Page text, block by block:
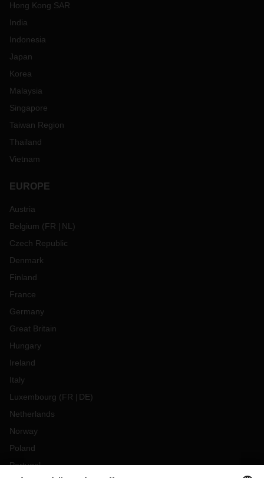
Hong Kong SAR
India
Indonesia
Japan
Korea
Malaysia
Singapore
Taiwan Region
Thailand
Vietnam
EUROPE
Austria
Belgium (FR NL )
Czech Republic
Denmark
Finland
France
Germany
Great Britain
Hungary
Ireland
Italy
Luxembourg (FR DE)
Netherlands
Norway
Poland
Portugal